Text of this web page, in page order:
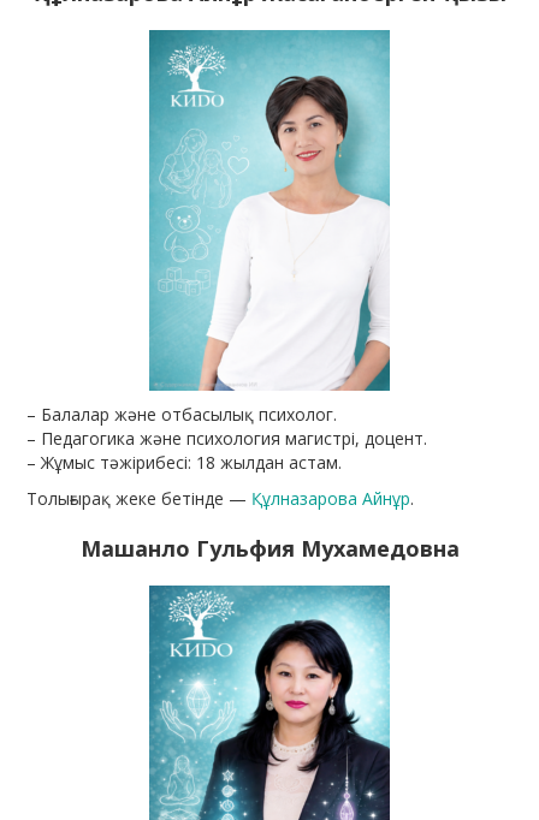
– Балалар және отбасылық психолог.
– Педагогика және психология магистрі, доцент.
– Жұмыс тәжірибесі: 18 жылдан астам.
Толығырақ жеке бетінде — Құлназарова Айнұр.
Машанло Гульфия Мухамедовна